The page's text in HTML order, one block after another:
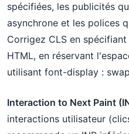
spécifiées, les publicités
asynchrone et les polices
Corrigez CLS en
HTML, en réservant
utilisant font-display :
Interaction to Next Paint
interactions utilisateur